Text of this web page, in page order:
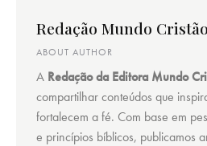
Redação Mundo Cristão
ABOUT AUTHOR
A Redação da Editora Mundo
compartilhar conteúdos que
fortalecem a fé. Com base em
e princípios bíblicos, publicamos